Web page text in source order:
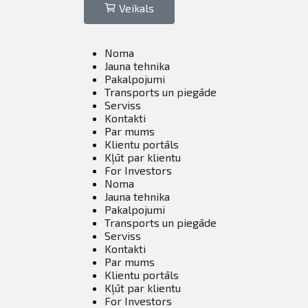
Veikals
Noma
Jauna tehnika
Pakalpojumi
Transports un piegāde
Serviss
Kontakti
Par mums
Klientu portāls
Kļūt par klientu
For Investors
Noma
Jauna tehnika
Pakalpojumi
Transports un piegāde
Serviss
Kontakti
Par mums
Klientu portāls
Kļūt par klientu
For Investors